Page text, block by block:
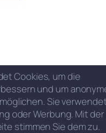
Cookies, um die
und um
Sie
oder Werbung. Mit der
stimmen Sie dem zu.